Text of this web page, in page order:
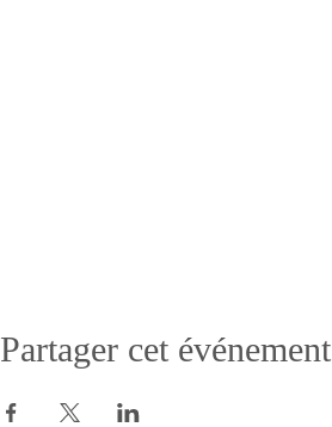
Partager cet événement